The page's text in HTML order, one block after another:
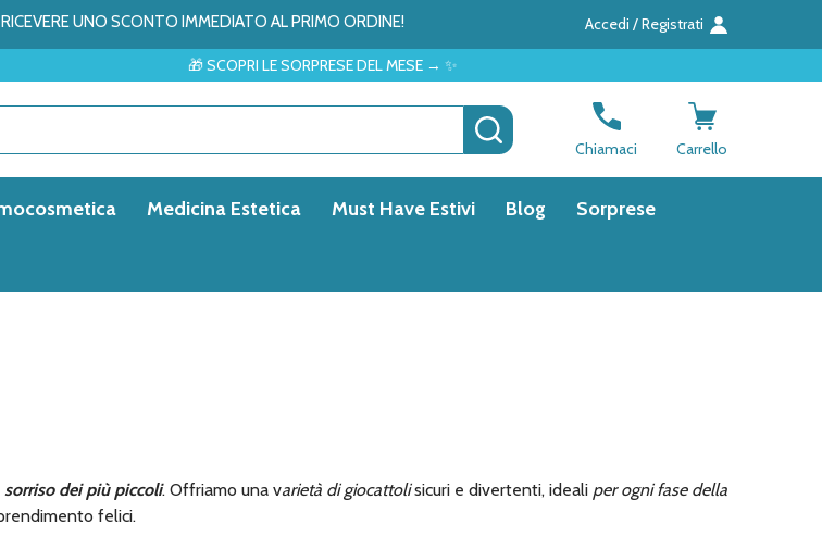
UNO SCONTO IMMEDIATO AL PRIMO ORDINE! Accedi / Registrati
🎁 SCOPRI LE SORPRESE DEL MESE → ✨
CERCA
Chiamaci Carrello
Medicina Estetica Must Have Estivi Blog Sorprese
sorriso dei più piccoli. Offriamo una varietà di giocattolisicuri e divertenti, ideali per ogni fase della
felici.